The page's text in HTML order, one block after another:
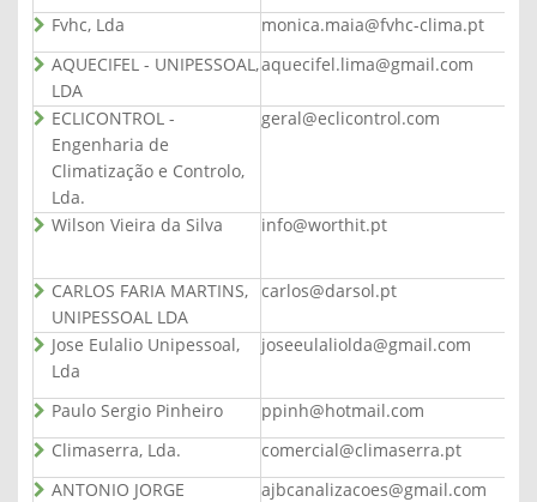
Fvhc, Lda
monica.maia@fvhc-clima.pt
AQUECIFEL - UNIPESSOAL,
LDA
aquecifel.lima@gmail.com
ECLICONTROL -
Engenharia de
Climatização e Controlo,
Lda.
geral@eclicontrol.com
Wilson Vieira da Silva info@worthit.pt
CARLOS FARIA MARTINS,
UNIPESSOAL LDA
carlos@darsol.pt
Jose Eulalio Unipessoal,
Lda
joseeulaliolda@gmail.com
Paulo Sergio Pinheiro
ppinh@hotmail.com
Climaserra, Lda.
comercial@climaserra.pt
ANTONIO JORGE
ajbcanalizacoes@gmail.com